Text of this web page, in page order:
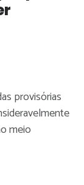
provisórias
meio